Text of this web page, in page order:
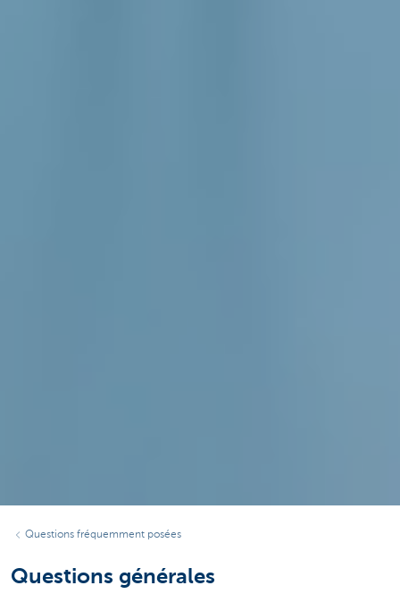
Questions fréquemment posées
Questions générales